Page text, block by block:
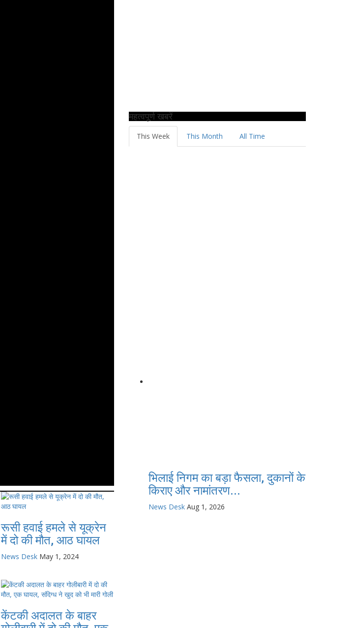
रूसी हवाई हमले से यूक्रेन
में दो की मौत, आठ घायल
News Desk May 1, 2024
केंटकी अदालत के बाहर
महत्वपूर्ण खबरें
This Week This Month All Time
भिलाई निगम का बड़ा फैसला, दुकानों के
किराए और नामांतरण...
News Desk Aug 1, 2026